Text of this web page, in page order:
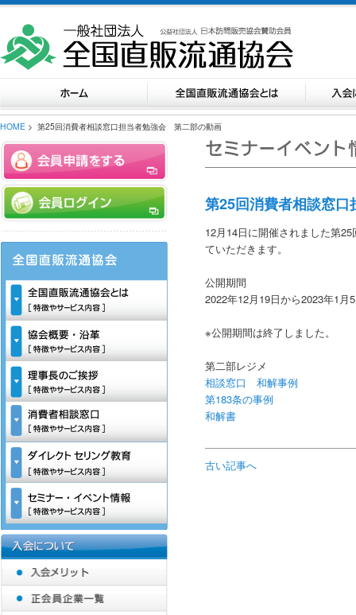
HOME > 第25回消費者相談窓口担当者勉強会 第二部の動画
第25回消費者相談窓
12月14日に開催されました第
ていただきます。
公開期間
2022年12月19日から2023年1月
※公開期間は終了しました。
第二部レジメ
相談窓口 和解事例
第183条の事例
和解書
古い記事へ